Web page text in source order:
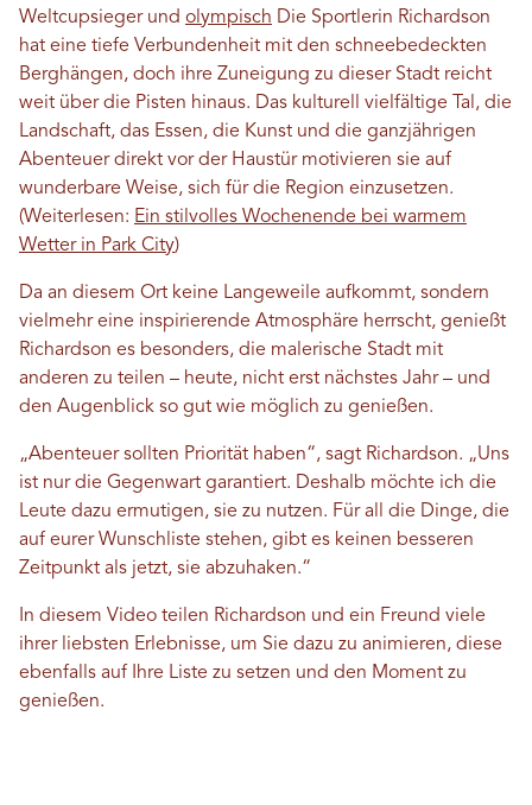
Weltcupsieger und olympisch Die Sportlerin Richardson
hat eine tiefe Verbundenheit mit den schneebedeckten
Berghängen, doch ihre Zuneigung zu dieser Stadt reicht
weit über die Pisten hinaus. Das kulturell vielfältige Tal, die
Landschaft, das Essen, die Kunst und die ganzjährigen
Abenteuer direkt vor der Haustür motivieren sie auf
wunderbare Weise, sich für die Region einzusetzen.
(Weiterlesen: Ein stilvolles Wochenende bei warmem
Wetter in Park City)
Da an diesem Ort keine Langeweile aufkommt, sondern
vielmehr eine inspirierende Atmosphäre herrscht, genießt
Richardson es besonders, die malerische Stadt mit
anderen zu teilen – heute, nicht erst nächstes Jahr – und
den Augenblick so gut wie möglich zu genießen.
„Abenteuer sollten Priorität haben“, sagt Richardson. „Uns
ist nur die Gegenwart garantiert. Deshalb möchte ich die
Leute dazu ermutigen, sie zu nutzen. Für all die Dinge, die
auf eurer Wunschliste stehen, gibt es keinen besseren
Zeitpunkt als jetzt, sie abzuhaken.“
In diesem Video teilen Richardson und ein Freund viele
ihrer liebsten Erlebnisse, um Sie dazu zu animieren, diese
ebenfalls auf Ihre Liste zu setzen und den Moment zu
genießen.